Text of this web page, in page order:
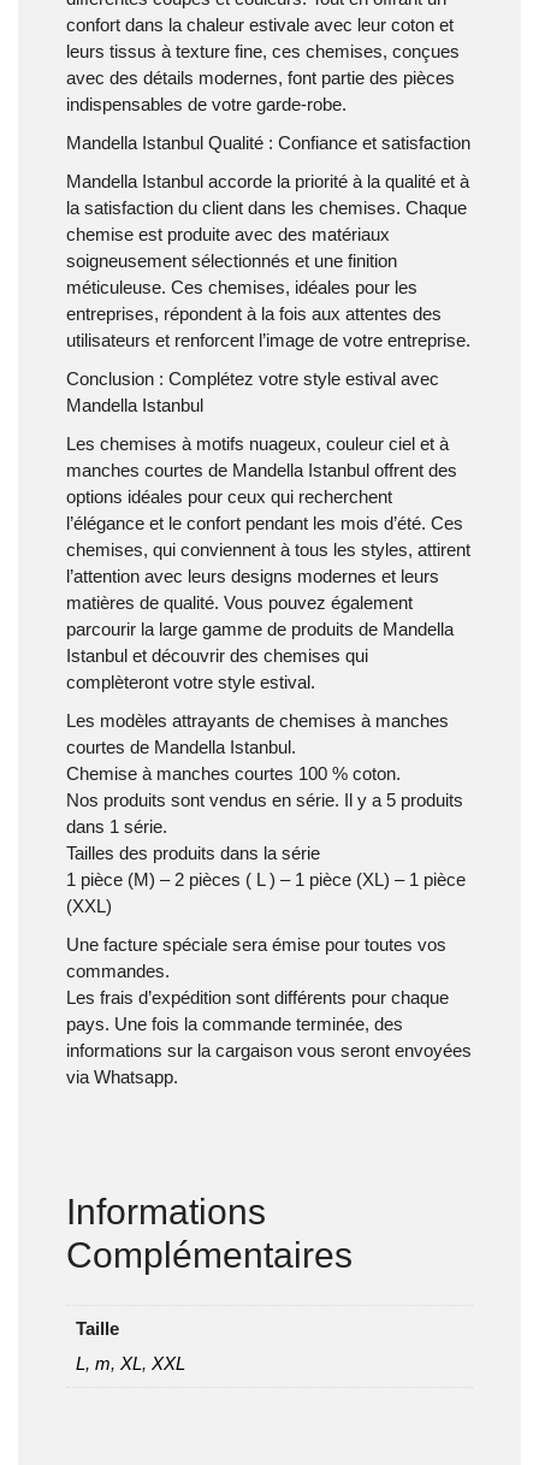
confort dans la chaleur estivale avec leur coton et
leurs tissus à texture fine, ces chemises, conçues
avec des détails modernes, font partie des pièces
indispensables de votre garde-robe.
Mandella Istanbul Qualité : Confiance et satisfaction
Mandella Istanbul accorde la priorité à la qualité et à
la satisfaction du client dans les chemises. Chaque
chemise est produite avec des matériaux
soigneusement sélectionnés et une finition
méticuleuse. Ces chemises, idéales pour les
entreprises, répondent à la fois aux attentes des
utilisateurs et renforcent l’image de votre entreprise.
Conclusion : Complétez votre style estival avec
Mandella Istanbul
Les chemises à motifs nuageux, couleur ciel et à
manches courtes de Mandella Istanbul offrent des
options idéales pour ceux qui recherchent
l’élégance et le confort pendant les mois d’été. Ces
chemises, qui conviennent à tous les styles, attirent
l’attention avec leurs designs modernes et leurs
matières de qualité. Vous pouvez également
parcourir la large gamme de produits de Mandella
Istanbul et découvrir des chemises qui
complèteront votre style estival.
Les modèles attrayants de chemises à manches
courtes de Mandella Istanbul.
Chemise à manches courtes 100 % coton.
Nos produits sont vendus en série. Il y a 5 produits
dans 1 série.
Tailles des produits dans la série
1 pièce (M) – 2 pièces ( L ) – 1 pièce (XL) – 1 pièce
(XXL)
Une facture spéciale sera émise pour toutes vos
commandes.
Les frais d’expédition sont différents pour chaque
pays. Une fois la commande terminée, des
informations sur la cargaison vous seront envoyées
via Whatsapp.
Informations
Complémentaires
Taille
L, m, XL, XXL